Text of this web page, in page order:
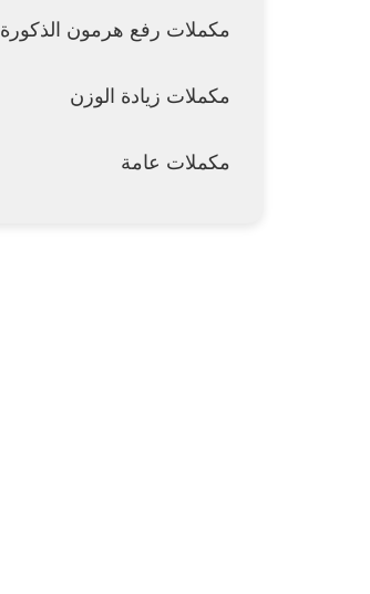
مكملات رفع هرمون الذكورة
مكملات زيادة الوزن
مكملات عامة